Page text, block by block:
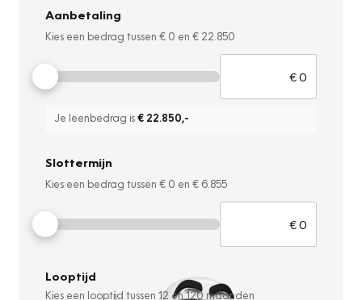
Aanbetaling
Kies een bedrag tussen € 0 en € 22.850
Je leenbedrag is€ 22.850,-
Slottermijn
Kies een bedrag tussen € 0 en € 6.855
Looptijd
Kies een looptijd tussen 12 en120 maanden